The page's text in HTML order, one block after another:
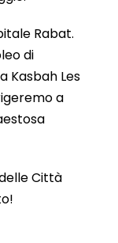
Rabat.
di
Kasbah Les
a
Città